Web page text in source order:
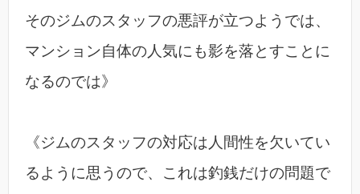
そのジムのスタッフの悪評が立つようでは、
マンション自体の人気にも影を落とすことに
なるのでは》
《ジムのスタッフの対応は人間性を欠いてい
るように思うので、これは釣銭だけの問題で